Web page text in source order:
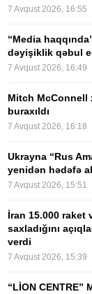
7 Avqust 2026, 16:55
“Media
dəyişiklik qəbul
7 Avqust 2026, 16:49
Mitch McConnell
buraxıldı
7 Avqust 2026, 16:18
Ukrayna “Rus
yenidən hədəfə
7 Avqust 2026, 15:51
İran 15.000 raket
saxladığını
verdi
7 Avqust 2026, 15:39
“LİON CENTRE”